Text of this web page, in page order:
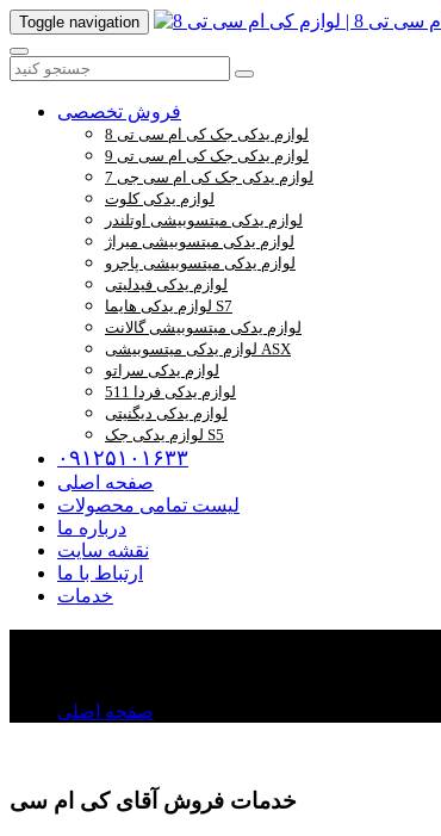
Toggle navigation
فروش تخصصی
لوازم یدکی جک کی ام سی تی 8
لوازم یدکی جک کی ام سی تی 9
لوازم یدکی جک کی ام سی جی 7
لوازم یدکی کلوت
لوازم یدکی میتسوبیشی اوتلندر
لوازم یدکی میتسوبیشی میراژ
لوازم یدکی میتسوبیشی پاجرو
لوازم یدکی فیدلیتی
لوازم یدکی هایما S7
لوازم یدکی میتسوبیشی گالانت
لوازم یدکی میتسوبیشی ASX
لوازم یدکی سراتو
لوازم یدکی فردا 511
لوازم یدکی دیگنیتی
لوازم یدکی جک S5
۰۹۱۲۵۱۰۱۶۳۳
صفحه اصلی
لیست تمامی محصولات
درباره ما
نقشه سایت
ارتباط با ما
خدمات
صفحه اصلی
خدمات فروش آقای کی ام سی